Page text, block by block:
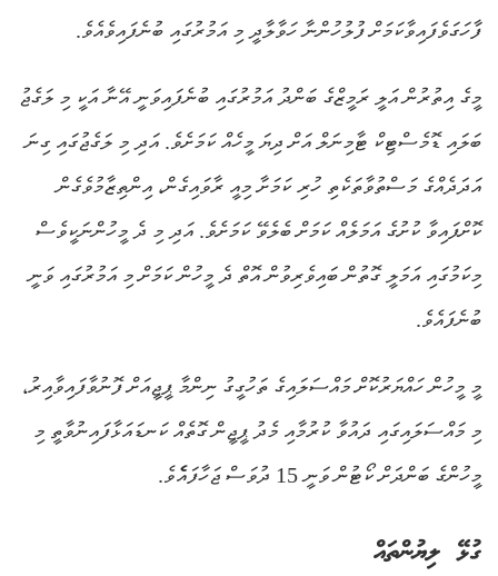
ފާހަގަވެފައިވާކަމަށް ފުލުހުންނާ ހަވާލާދީ މި އަމުރުގައި ބުނެފައިވެއެވެ.
މީގެ އިތުރުން އަލީ ރަމީޒްގެ ބަންދު އަމުރުގައި ބުނެފައިވަނީ އޭނާ އަކީ މި ލަގެޖު
ބަލައި ޑޮމެސްޓިކް ޓާމިނަލް އަށް ދިޔަ މީހެއް ކަމަށެވެ. އަދި މި ލަގެޖުގައި ގިނަ
އަދަދެއްގެ މަސްތުވާތަކެތި ހުރި ކަމަށާ މިއީ ރާވައިގެން، އިންތިޒާމުވެގެން
ކޮށްފައިވާ ކުށުގެ އަމަލެއް ކަމަށް ބެލެވޭ ކަމަށެވެ. އަދި މި ދެ މީހުންނަކީވެސް
މިކަމުގައި އަމަލީ ގޮތުން ބައިވެރިވުން އޮތް ދެ މީހުން ކަމަށް މި އަމުރުގައި ވަނީ
ބުނެފައެވެ.
މީ މީހުން ހައްޔަރުކޮށް މައްސަލައިގެ ތަހުގީގު ނިންމާ ޕީޖީއަށް ފޮނުވާފައިވާއިރު،
މި މައްސަލައިގައި ދައުވާ ކުރުމާއި މެދު ޕީޖީން ގޮތެއް ކަނޑައަޅާފައިނުވާތީ މި
މީހުންގެ ބަންދަށް ކޯޓުން ވަނީ 15 ދުވަސް ޖަހާފައެެވެ.
ގުޅޭ ލިޔުންތައް